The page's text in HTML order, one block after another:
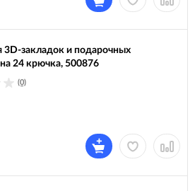
3D-закладок и подарочных
24 крючка, 500876
(0)